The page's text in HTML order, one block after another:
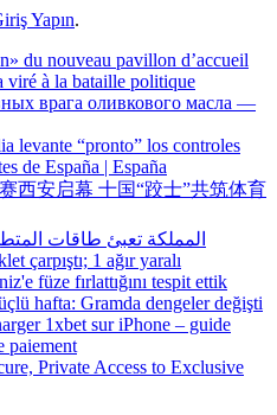
Yapın.
du nouveau pavillon d’accueil
viré à la bataille politique
врага оливкового масла —
levante “pronto” los controles
de España | España
西安启幕 十国“跤士”共筑体育
المملكة تعبئ طاقات
çarpıştı; 1 ağır yaralı
füze fırlattığını tespit ettik
hafta: Gramda dengeler değişti
1xbet sur iPhone – guide
paiement
Private Access to Exclusive